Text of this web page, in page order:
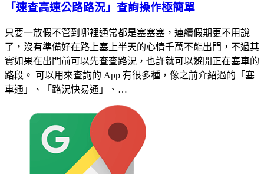
「速查高速公路路況」查詢操作極簡單
只要一放假不管到哪裡通常都是塞塞塞，連續假期更不用說
了，沒有準備好在路上塞上半天的心情千萬不能出門，不過其
實如果在出門前可以先查查路況，也許就可以避開正在塞車的
路段。 可以用來查詢的 App 有很多種，像之前介紹過的「塞
車通」、「路況快易通」、…